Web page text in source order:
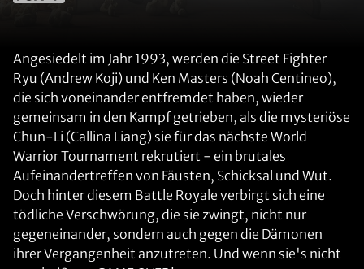
Angesiedelt im Jahr 1993, werden die Street Fighter
Ryu (Andrew Koji) und Ken Masters (Noah Centineo),
die sich voneinander entfremdet haben, wieder
gemeinsam in den Kampf getrieben, als die mysteriöse
Chun-Li (Callina Liang) sie für das nächste World
Warrior Tournament rekrutiert - ein brutales
Aufeinandertreffen von Fäusten, Schicksal und Wut.
Doch hinter diesem Battle Royale verbirgt sich eine
tödliche Verschwörung, die sie zwingt, nicht nur
gegeneinander, sondern auch gegen die Dämonen
ihrer Vergangenheit anzutreten. Und wenn sie's nicht